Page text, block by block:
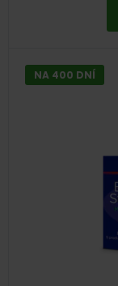
NA 400 DNÍ